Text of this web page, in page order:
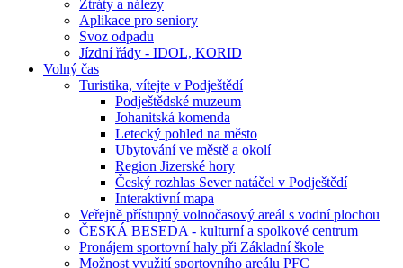
Ztráty a nálezy
Aplikace pro seniory
Svoz odpadu
Jízdní řády - IDOL, KORID
Volný čas
Turistika, vítejte v Podještědí
Podještědské muzeum
Johanitská komenda
Letecký pohled na město
Ubytování ve městě a okolí
Region Jizerské hory
Český rozhlas Sever natáčel v Podještědí
Interaktivní mapa
Veřejně přístupný volnočasový areál s vodní plochou
ČESKÁ BESEDA - kulturní a spolkové centrum
Pronájem sportovní haly při Základní škole
Možnost využití sportovního areálu PFC